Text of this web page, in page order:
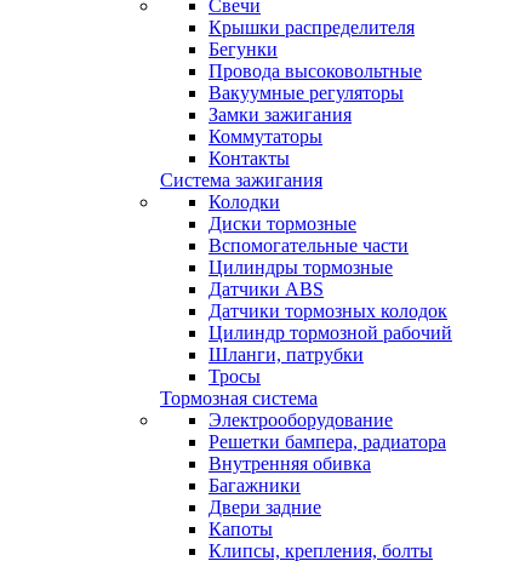
Свечи
Крышки распределителя
Бегунки
Провода высоковольтные
Вакуумные регуляторы
Замки зажигания
Коммутаторы
Контакты
Система зажигания
Колодки
Диски тормозные
Вспомогательные части
Цилиндры тормозные
Датчики ABS
Датчики тормозных колодок
Цилиндр тормозной рабочий
Шланги, патрубки
Тросы
Тормозная система
Электрооборудование
Решетки бампера, радиатора
Внутренняя обивка
Багажники
Двери задние
Капоты
Клипсы, крепления, болты